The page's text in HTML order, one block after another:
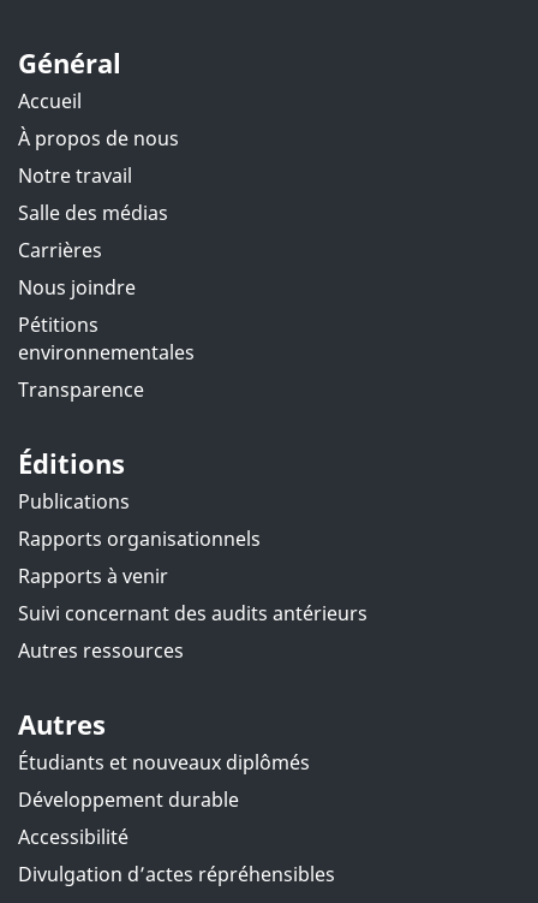
Général
Accueil
À propos de nous
Notre travail
Salle des médias
Carrières
Nous joindre
Pétitions
environnementales
Transparence
Éditions
Publications
Rapports organisationnels
Rapports à venir
Suivi concernant des audits antérieurs
Autres ressources
Autres
Étudiants et nouveaux diplômés
Développement durable
Accessibilité
Divulgation d’actes répréhensibles